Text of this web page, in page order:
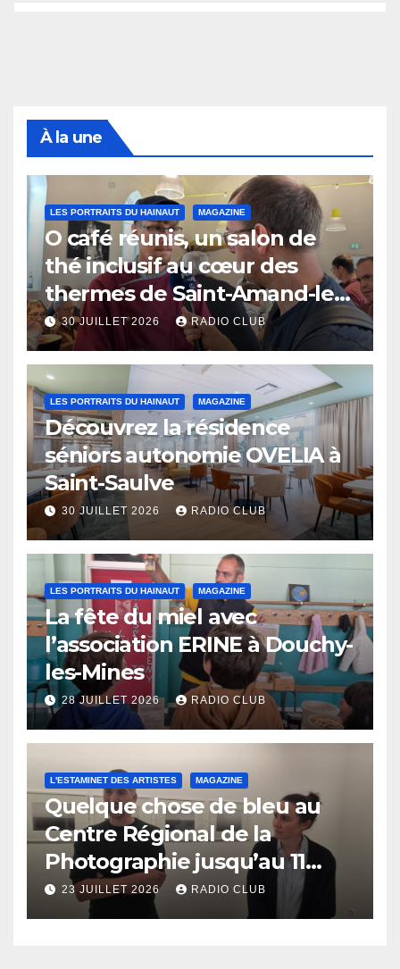
À la une
LES PORTRAITS DU HAINAUT MAGAZINE
O café réunis, un salon de
thé inclusif au cœur des
thermes de Saint-Amand-les-
Eaux
30 JUILLET 2026 RADIO CLUB
LES PORTRAITS DU HAINAUT MAGAZINE
Découvrez la résidence
séniors autonomie OVELIA à
Saint-Saulve
30 JUILLET 2026 RADIO CLUB
LES PORTRAITS DU HAINAUT MAGAZINE
La fête du miel avec
l’association ERINE à Douchy-
les-Mines
28 JUILLET 2026 RADIO CLUB
L'ESTAMINET DES ARTISTES MAGAZINE
Quelque chose de bleu au
Centre Régional de la
Photographie jusqu’au 11
octobre
23 JUILLET 2026 RADIO CLUB